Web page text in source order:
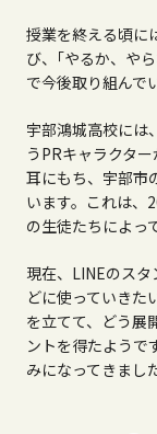
授業を終える頃に
び、｢やるか、や
で今後取り組んで
宇部鴻城高校には
うPRキャラクタ
耳にもち、宇部市
います。これは、
の生徒たちによっ
現在、 LINEのスタ
どに使っていきた
を立てて、どう展
ントを得たようで
みになってきまし